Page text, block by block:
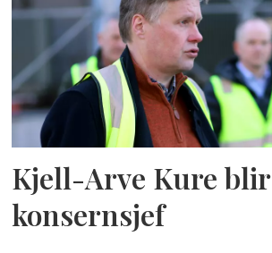
Kjell-Arve Kure
konsernsjef